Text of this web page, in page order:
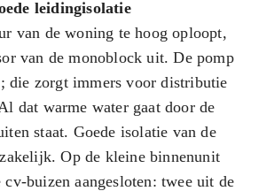
leidingisolatie
van de woning te hoog oploopt,
van de monoblock uit. De pomp
die zorgt immers voor distributie
dat warme water gaat door de
staat. Goede isolatie van de
Op de kleine binnenunit
buizen aangesloten: twee uit de